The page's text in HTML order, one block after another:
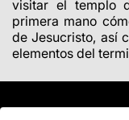
visitar el templo
primera mano
de Jesucristo, así
elementos del